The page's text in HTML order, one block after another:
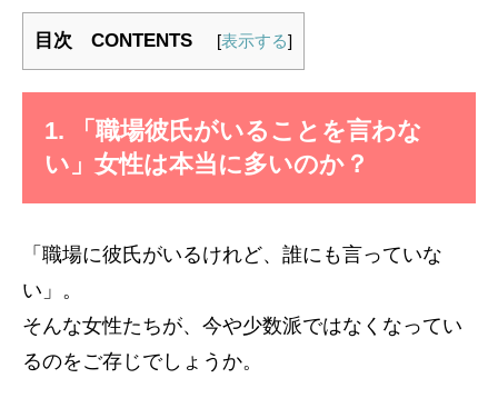
目次 CONTENTS [表示する]
1. 「職場彼氏がいることを言わな
い」女性は本当に多いのか？
「職場に彼氏がいるけれど、誰にも言っていな
い」。
そんな女性たちが、今や少数派ではなくなってい
るのをご存じでしょうか。